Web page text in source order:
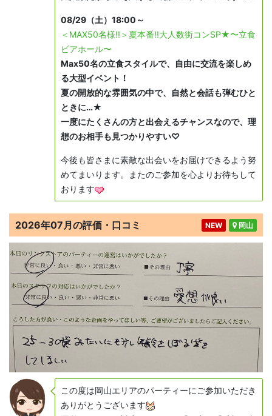
08/29（土）18:00～
＜MAX50名様!!＞夏本番!!大人数街コンSP★〜立食
ビアホール〜
Max50名の立食スタイルで、自由に交流を楽しめ
る大型イベント！
夏の開放的な雰囲気の中で、自然と会話も弾むひと
ときに…★
一度にたくさんの方と出会えるチャンスなので、理
想のお相手も見つかりやすい♡
今後も皆さまに素敵な出会いをお届けできるよう努
めてまいります。またのご参加を心よりお待ちして
おります
岡山
NEW
2026年07月の評価・口コミ
この度は岡山エリアのパーティーにご参加いただき
ありがとうございます